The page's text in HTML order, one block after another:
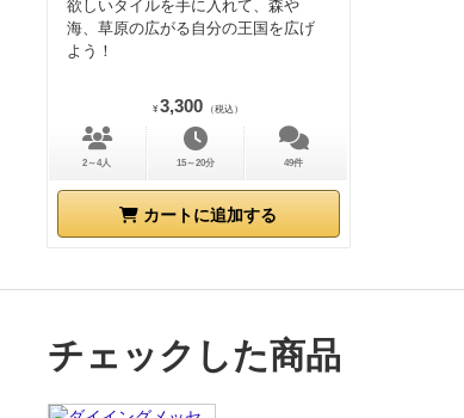
欲しいタイルを手に入れて、森や
海、草原の広がる自分の王国を広げ
よう！
¥ 3,300 （税込）
2～4人 15～20分 49件
カートに追加する
チェックした商品